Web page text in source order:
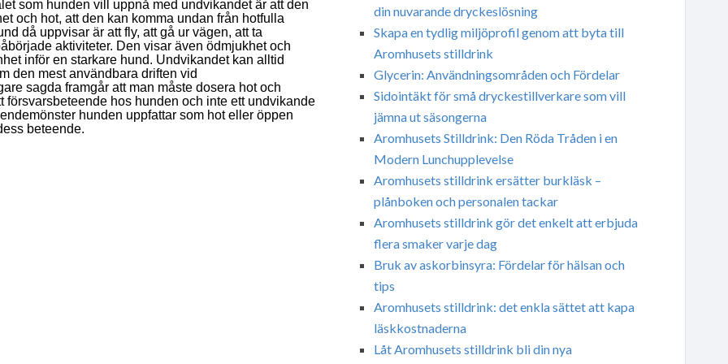
som hunden vill uppnå med undvikandet är att den
och hot, att den kan komma undan från hotfulla
då uppvisar är att fly, att gå ur vägen, att ta
aktiviteter. Den visar även ödmjukhet och
inför en starkare hund. Undvikandet kan alltid
den mest användbara driften vid
sagda framgår att man måste dosera hot och
hos hunden och inte ett undvikande
hunden uppfattar som hot eller öppen
beteende.
din nuvarande dryckeslösning
Skapa en tydlig miljöprofil genom att byta till
Aromhusets stilldrink
Glycerin: Användningsområden och Fördelar
Sidointäkt för små dryckestillverkare som vill
jämna ut säsongerna
Aromhusets Stilldrink: Den Röda Tråden i en
Modern Lunchupplevelse
Aromhusets stilldrink ersätter burkläsk –
plånboken och personalen tackar
Aromhusets stilldrink gör det enkelt att erbjuda
flera smaker varje dag
Bruk av askorbinsyra: Fördelar för hälsan och
tips
Aromhusets stilldrink: det enkla sättet att kapa
läskkostnaderna
Låt Aromhusets stilldrink bli din nya